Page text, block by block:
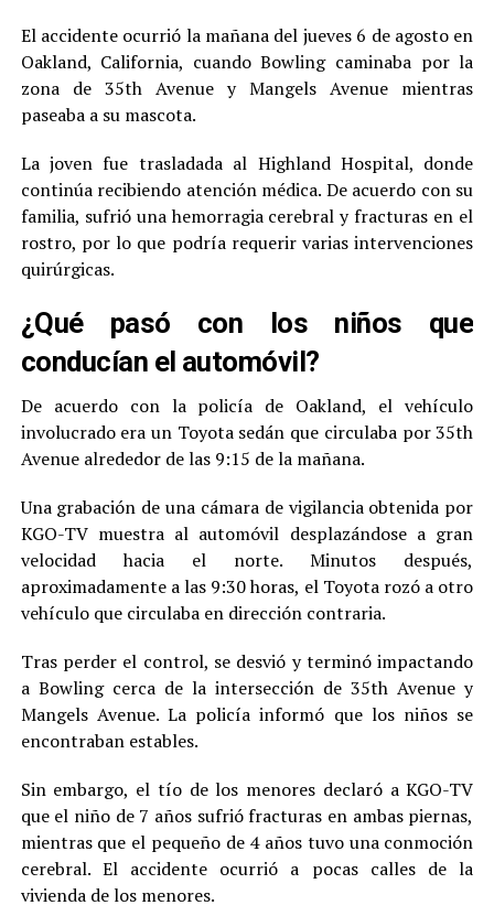
El accidente ocurrió la mañana del jueves 6 de agosto en
Oakland, California, cuando Bowling caminaba por la
zona de 35th Avenue y Mangels Avenue mientras
paseaba a su mascota.
La joven fue trasladada al Highland Hospital, donde
continúa recibiendo atención médica. De acuerdo con su
familia, sufrió una hemorragia cerebral y fracturas en el
rostro, por lo que podría requerir varias intervenciones
quirúrgicas.
¿Qué pasó con los niños que
conducían el automóvil?
De acuerdo con la policía de Oakland, el vehículo
involucrado era un Toyota sedán que circulaba por 35th
Avenue alrededor de las 9:15 de la mañana.
Una grabación de una cámara de vigilancia obtenida por
KGO-TV muestra al automóvil desplazándose a gran
velocidad hacia el norte. Minutos después,
aproximadamente a las 9:30 horas, el Toyota rozó a otro
vehículo que circulaba en dirección contraria.
Tras perder el control, se desvió y terminó impactando
a Bowling cerca de la intersección de 35th Avenue y
Mangels Avenue. La policía informó que los niños se
encontraban estables.
Sin embargo, el tío de los menores declaró a KGO-TV
que el niño de 7 años sufrió fracturas en ambas piernas,
mientras que el pequeño de 4 años tuvo una conmoción
cerebral. El accidente ocurrió a pocas calles de la
vivienda de los menores.